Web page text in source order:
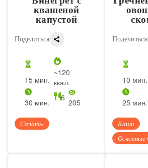
квашеной
капустой
Поделиться
15 мин.
~120
ккал.
30 мин.
6 205
Салаты
Поделиться
10 мин.
25 мин.
Каши
Основные